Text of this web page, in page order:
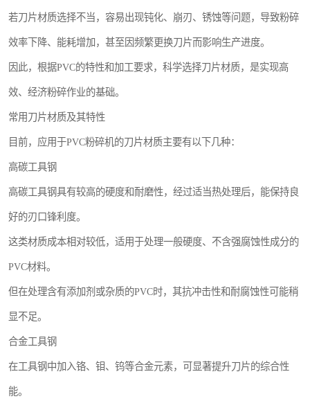
若刀片材质选择不当，容易出现钝化、崩刃、锈蚀等问题，导致粉碎
效率下降、能耗增加，甚至因频繁更换刀片而影响生产进度。
因此，根据PVC的特性和加工要求，科学选择刀片材质，是实现高
效、经济粉碎作业的基础。
常用刀片材质及其特性
目前，应用于PVC粉碎机的刀片材质主要有以下几种：
高碳工具钢
高碳工具钢具有较高的硬度和耐磨性，经过适当热处理后，能保持良
好的刃口锋利度。
这类材质成本相对较低，适用于处理一般硬度、不含强腐蚀性成分的
PVC材料。
但在处理含有添加剂或杂质的PVC时，其抗冲击性和耐腐蚀性可能稍
显不足。
合金工具钢
在工具钢中加入铬、钼、钨等合金元素，可显著提升刀片的综合性
能。